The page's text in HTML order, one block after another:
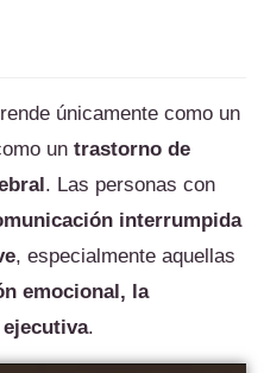
únicamente como un
un trastorno de
. Las personas con
interrumpida
, especialmente aquellas
emocional, la
.